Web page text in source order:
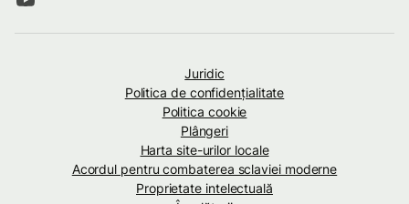
Juridic
Politica de confidenţialitate
Politica cookie
Plângeri
Harta site-urilor locale
Acordul pentru combaterea sclaviei moderne
Proprietate intelectuală